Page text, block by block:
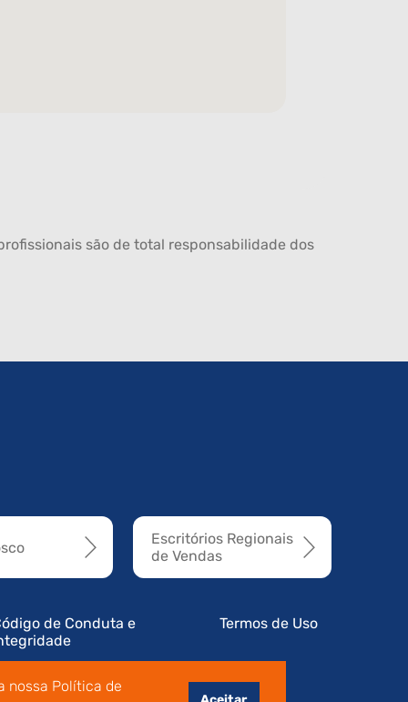
nossa Política de
são de total responsabilidade dos
Escritórios Regionais
de Vendas
Termos de Uso
de Conduta e